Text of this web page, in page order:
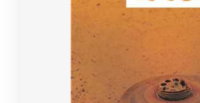
ادبیات آلمان
سایر کشورهای اروپا